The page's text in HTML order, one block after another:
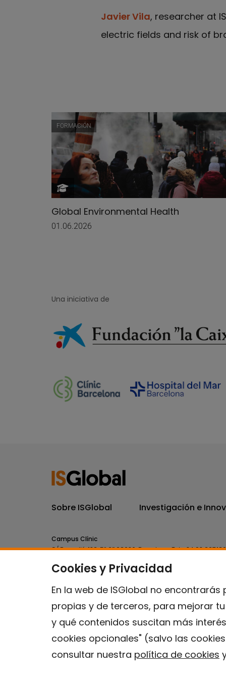
Javier Vila, researcher at
electric fields and risk of
FORMACIÓN
Global Environmental Health
01.06.2026
Cookies y Privacidad
En la web de ISGlobal no
propias y de terceros, para mejorar
y qué contenidos suscitan más
cookies opcionales" (salvo las
consultar nuestra política de cookies
Una iniciativa de
Sobre ISGlobal Investigación e
Campus Clínic
C/ Rosselló, 132, 5º 2ª 08036.Barcelona.Tel.+34 93 227
Campus Mar
C/ Doctor Aiguader, 88. 08003.